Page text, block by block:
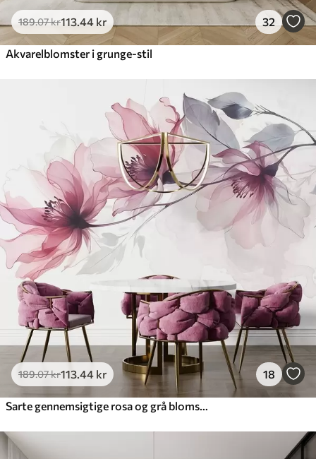
189.07kr113 .44 kr 32
Akvarelblomster i grunge-stil
189.07kr113 .44 kr 18